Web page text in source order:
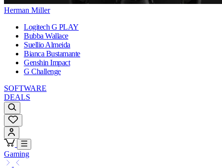
Herman Miller
Logitech G PLAY
Bubba Wallace
Suellio Almeida
Bianca Bustamante
Genshin Impact
G Challenge
SOFTWARE
DEALS
Gaming